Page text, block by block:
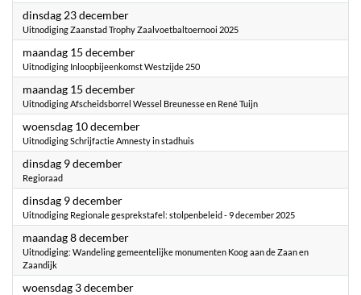
dinsdag 23 december2025
Uitnodiging Zaanstad Trophy Zaalvoetbaltoernooi 2025
maandag 15 december2025
Uitnodiging Inloopbijeenkomst Westzijde 250
maandag 15 december2025
Uitnodiging Afscheidsborrel Wessel Breunesse en René Tuijn
woensdag 10 december2025
Uitnodiging Schrijfactie Amnesty in stadhuis
dinsdag 9 december2025
Regioraad
dinsdag 9 december2025
Uitnodiging Regionale gesprekstafel: stolpenbeleid - 9 december 2025
maandag 8 december2025
Uitnodiging: Wandeling gemeentelijke monumenten Koog aan de Zaan en
Zaandijk
woensdag 3 december2025